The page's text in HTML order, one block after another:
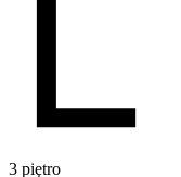
3 piętro